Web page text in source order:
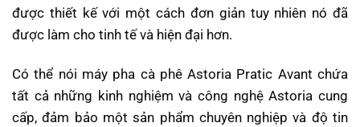
được thiết kế với một cách đơn giản tuy nhiên nó đã
được làm cho tinh tế và hiện đại hơn.
Có thể nói máy pha cà phê Astoria Pratic Avant chứa
tất cả những kinh nghiệm và công nghệ Astoria cung
cấp, đảm bảo một sản phẩm chuyên nghiệp và độ tin